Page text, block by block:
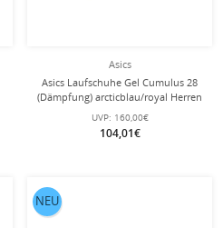
Asics
Asics Laufschuhe Gel Cumulus 28
(Dämpfung) arcticblau/royal Herren
UVP: 160,00€
104,01€
NEU